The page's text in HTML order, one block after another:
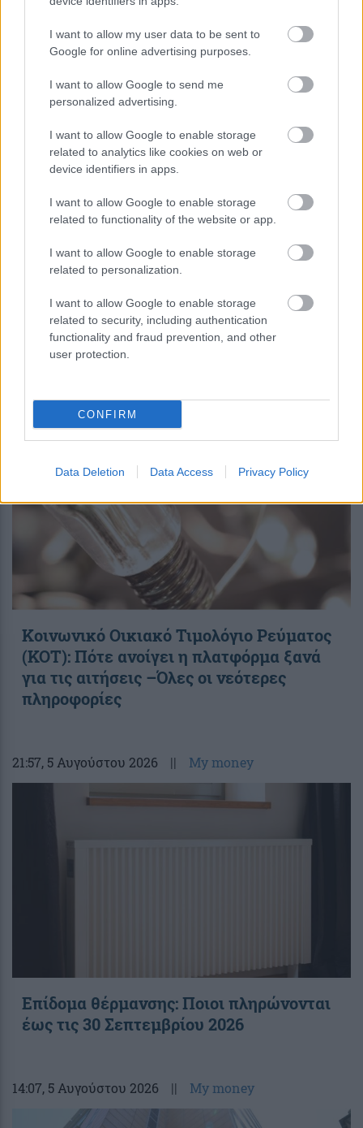
I want to allow my user data to be sent to
Google for online advertising purposes.
I want to allow Google to send me
personalized advertising.
I want to allow Google to enable storage
related to analytics like cookies on web or
device identifiers in apps.
I want to allow Google to enable storage
related to functionality of the website or app.
I want to allow Google to enable storage
related to personalization.
I want to allow Google to enable storage
related to security, including authentication
functionality and fraud prevention, and other
user protection.
CONFIRM
Data Deletion Data Access Privacy Policy
Κουίζ: Πόσο καλά θυμάσαι την
ελληνική μυθολογία; Μπορείς να
απαντήσεις σωστά και στις 3
ερωτήσεις;
περισσότερα
Κοινωνικό Οικιακό Τιμολόγιο Ρεύματος
(ΚΟΤ): Πότε ανοίγει η πλατφόρμα ξανά
για τις αιτήσεις –Όλες οι νεότερες
πληροφορίες
21:57, 5 Αυγούστου 2026 || My money
Επίδομα θέρμανσης: Ποιοι πληρώνονται
έως τις 30 Σεπτεμβρίου 2026
14:07, 5 Αυγούστου 2026 || My money